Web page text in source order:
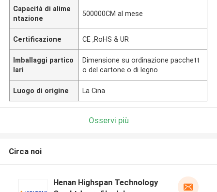
Capacità di alime
ntazione
500000CM al mese
Certificazione CE ,RoHS & UR
Imballaggi partico
lari
Dimensione su ordinazione pacchett
o del cartone o di legno
Luogo di origine La Cina
Osservi più
Circa noi
Henan Highspan Technology